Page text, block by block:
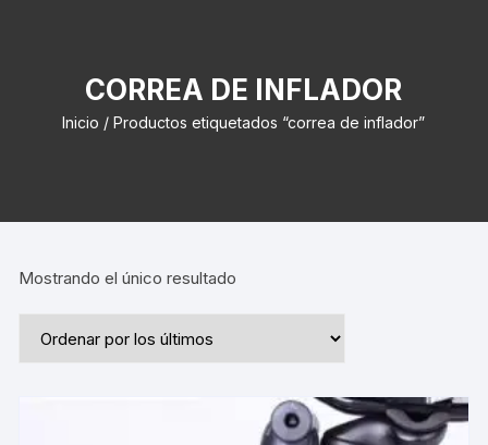
CORREA DE INFLADOR
Inicio / Productos etiquetados “correa de inflador”
Mostrando el único resultado